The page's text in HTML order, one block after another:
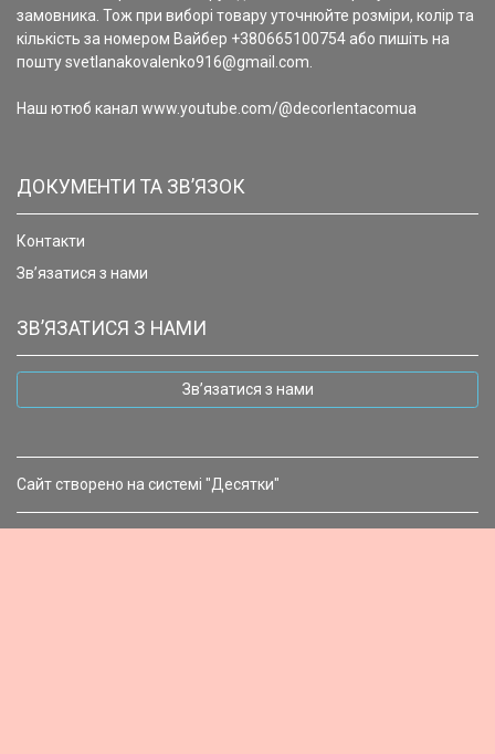
замовника. Тож при виборі товару уточнюйте розміри, колір та
кількість за номером Вайбер +380665100754 або пишіть на
пошту svetlanakovalenko916@gmail.com.
Наш ютюб канал www.youtube.com/@decorlentacomua
ДОКУМЕНТИ ТА ЗВ’ЯЗОК
Контакти
Зв’язатися з нами
ЗВ’ЯЗАТИСЯ З НАМИ
Зв’язатися з нами
Сайт створено на системі "Десятки"